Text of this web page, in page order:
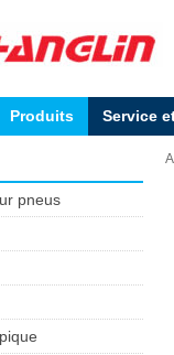
Produits Service
pneus